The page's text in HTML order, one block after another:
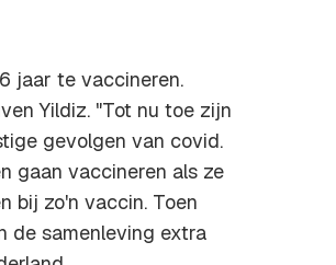
jaar te vaccineren.
Yildiz. "Tot nu toe zijn
gevolgen van covid.
gaan vaccineren als ze
bij zo'n vaccin. Toen
de samenleving extra